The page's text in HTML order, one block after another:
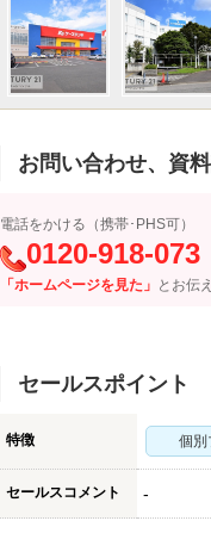
お問い合わせ、資
電話をかける（携帯･PHS可）
0120-918-073
「ホームページを見た」 とお伝
セールスポイント
特徴 個別
セールスコメント -